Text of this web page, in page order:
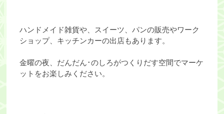
ハンドメイド雑貨や、スイーツ、パンの販売やワーク
ショップ、キッチンカーの出店もあります。
金曜の夜、だんだん･のしろがつくりだす空間でマーケ
ットをお楽しみください。